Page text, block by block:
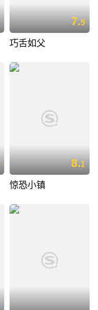
7.9
巧舌如父
8.1
惊恐小镇